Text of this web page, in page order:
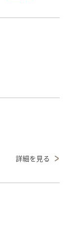
詳細を見る